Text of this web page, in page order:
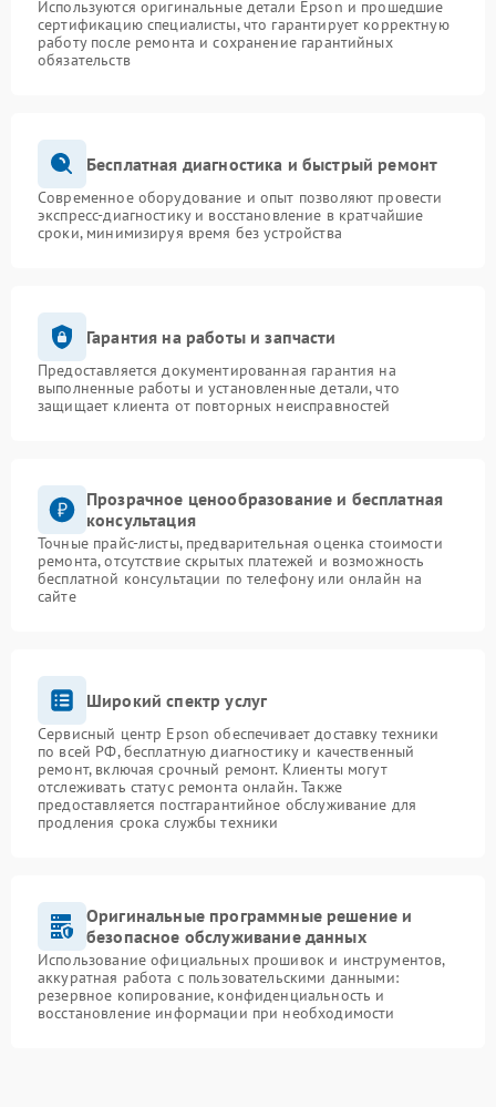
Используются оригинальные детали Epson и прошедшие
сертификацию специалисты, что гарантирует корректную
работу после ремонта и сохранение гарантийных
обязательств
Бесплатная диагностика и быстрый ремонт
Современное оборудование и опыт позволяют провести
экспресс-диагностику и восстановление в кратчайшие
сроки, минимизируя время без устройства
Гарантия на работы и запчасти
Предоставляется документированная гарантия на
выполненные работы и установленные детали, что
защищает клиента от повторных неисправностей
Прозрачное ценообразование и бесплатная
консультация
Точные прайс-листы, предварительная оценка стоимости
ремонта, отсутствие скрытых платежей и возможность
бесплатной консультации по телефону или онлайн на
сайте
Широкий спектр услуг
Сервисный центр Epson обеспечивает доставку техники
по всей РФ, бесплатную диагностику и качественный
ремонт, включая срочный ремонт. Клиенты могут
отслеживать статус ремонта онлайн. Также
предоставляется постгарантийное обслуживание для
продления срока службы техники
Оригинальные программные решение и
безопасное обслуживание данных
Использование официальных прошивок и инструментов,
аккуратная работа с пользовательскими данными:
резервное копирование, конфиденциальность и
восстановление информации при необходимости